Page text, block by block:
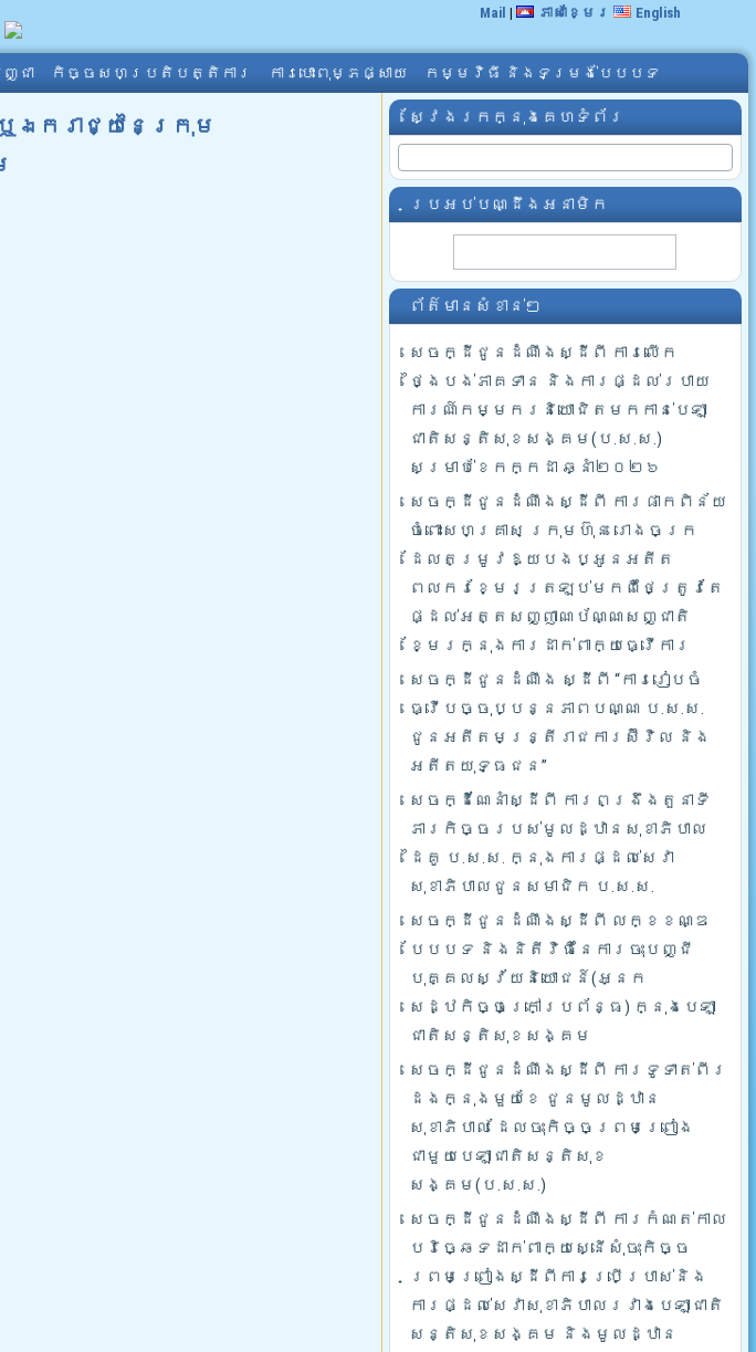
Mail | ភាសាខ្មែរ English
ជា កិច្ចសហប្រតិបត្តិការ ការបោះពុម្ភផ្សាយ កម្មវិធី និងទម្រង់បែបបទ
ឯករាជ្យនៃក្រុម
ស្វែងរកក្នុងគេហទំព័រ
ប្រអប់បណ្ដឹងអនាមិក
ព័ត៌មានសំខាន់ៗ
សេចក្ដីជូនដំណឹងស្ដីពី ការលើក
ថ្ងៃបង់ភាគទាន និងការផ្ដល់របាយ
ការណ៍កម្មករនិយោជិតមកកាន់បេឡា
ជាតិសន្តិសុខសង្គម(ប.ស.ស.)
សម្រាប់ខែកក្កដា ឆ្នាំ២០២៦
សេចក្ដីជូនដំណឹងស្ដីពី ការផាកពិន័យ
ចំពោះសហគ្រាស ក្រុមហ៊ុន រោងចក្រ
ដែលតម្រូវឱ្យបងប្អូនអតីត
ពលករខ្មែរត្រឡប់មកពីថៃត្រូវតែ
ផ្ដល់អត្តសញ្ញាណប័ណ្ណសញ្ជាតិ
ខ្មែរក្នុងការដាក់ពាក្យធ្វើការ
សេចក្ដីជូនដំណឹង ស្ដីពី “ការរៀបចំ
ធ្វើបច្ចុប្បន្នភាពបណ្ណ ប.ស.ស.
ជូនអតីតមន្ត្រីរាជការស៊ីវិល និង
អតីតយុទ្ធជន”
សេចក្ដីណែនាំស្ដីពី ការពង្រឹងតួនាទី
ភារកិច្ចរបស់មូលដ្ឋានសុខាភិបាល
ដៃគូ ប.­ស.ស. ក្នុងការផ្ដល់សេវា
សុខាភិបាលជូនសមាជិក ប.ស.ស.
សេចក្ដីជូនដំណឹងស្ដីពី លក្ខខណ្ឌ
បែបបទ និងនិតីវិធីនៃការចុះបញ្ជី
បុគ្គលស្វ័យនិយោជន៍(អ្នក
សេដ្ឋកិច្ចក្រៅប្រព័ន្ធ) ក្នុងបេឡា
ជាតិសន្តិសុខសង្គម
សេចក្ដីជូនដំណឹងស្ដីពី ការទូទាត់ពីរ
ដងក្នុងមួយខែ ជូនមូលដ្ឋាន
សុខាភិបាល ដែលចុះកិច្ចព្រមព្រៀង
ជាមួយបេឡាជាតិសន្តិសុខ
សង្គម(ប.ស.ស.)
សេចក្ដីជូនដំណឹងស្ដីពី ការកំណត់កាល
បរិច្ឆេទដាក់ពាក្យស្នើសុំចុះកិច្ច
ព្រមព្រៀងស្ដីពីការប្រើប្រាស់និង
ការផ្ដល់សេវាសុខាភិបាលរវាងបេឡាជាតិ
សន្តិសុខសង្គម និងមូលដ្ឋាន